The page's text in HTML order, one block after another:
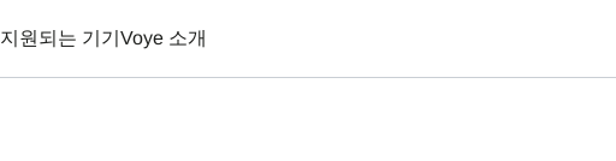
지원되는 기기 Voye 소개